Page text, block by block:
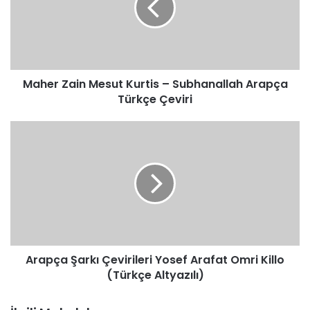
Çeviri
Maher Zain Mesut Kurtis – Subhanallah Arapça
Türkçe Çeviri
Altyazılı)
Arapça Şarkı Çevirileri Yosef Arafat Omri Killo
(Türkçe Altyazılı)